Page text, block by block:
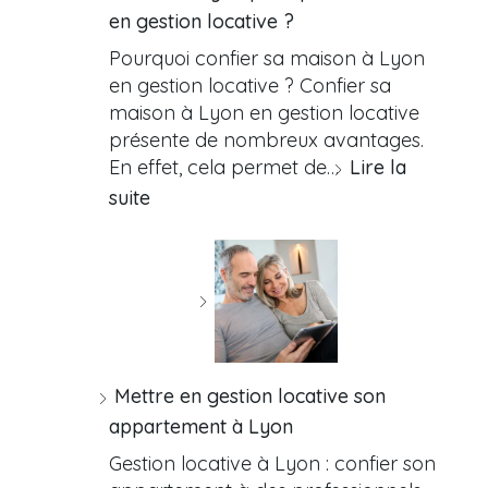
en gestion locative ?
Pourquoi confier sa maison à Lyon
en gestion locative ? Confier sa
maison à Lyon en gestion locative
présente de nombreux avantages.
En effet, cela permet de… Lire la
suite
Mettre en gestion locative son
appartement à Lyon
Gestion locative à Lyon : confier son